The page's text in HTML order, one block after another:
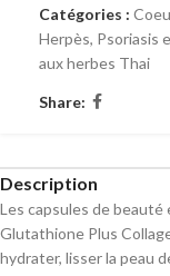
Catégories :
Herpès, Psoriasis
aux herbes Thai
Share:
Description
Les capsules de beauté
Glutathione Plus
hydrater, lisser la peau